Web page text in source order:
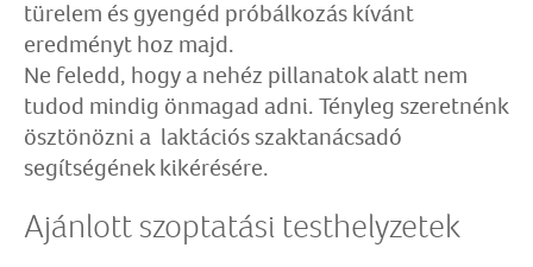
türelem és gyengéd próbálkozás kívánt
eredményt hoz majd.
Ne feledd, hogy a nehéz pillanatok alatt nem
tudod mindig önmagad adni. Tényleg szeretnénk
ösztönözni a laktációs szaktanácsadó
segítségének kikérésére.
Ajánlott szoptatási testhelyzetek